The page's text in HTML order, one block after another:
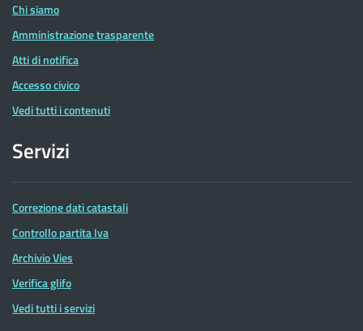
Chi siamo
Amministrazione trasparente
Atti di notifica
Accesso civico
Vedi tutti i contenuti
Servizi
Correzione dati catastali
Controllo partita Iva
Archivio Vies
Verifica glifo
Vedi tutti i servizi